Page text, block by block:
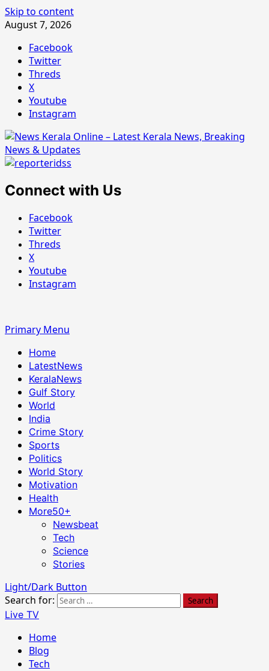
Skip to content
August 7, 2026
Facebook
Twitter
Threds
X
Youtube
Instagram
Connect with Us
Facebook
Twitter
Threds
X
Youtube
Instagram
Primary Menu
Home
LatestNews
KeralaNews
Gulf Story
World
India
Crime Story
Sports
Politics
World Story
Motivation
Health
More50+
Newsbeat
Tech
Science
Stories
Light/Dark Button
Search for:
Live TV
Home
Blog
Tech